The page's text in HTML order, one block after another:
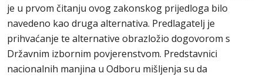
je u prvom čitanju ovog zakonskog prijedloga bilo
navedeno kao druga alternativa. Predlagatelj je
prihvaćanje te alternative obrazložio dogovorom s
Državnim izbornim povjerenstvom. Predstavnici
nacionalnih manjina u Odboru mišljenja su da